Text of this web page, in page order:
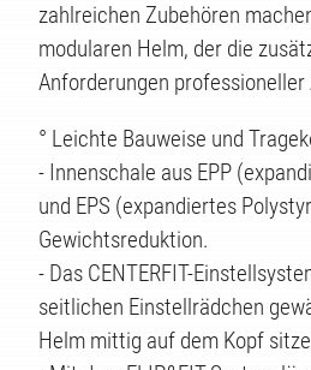
zahlreichen Zubehören
modularen Helm, der die
Anforderungen
° Leichte Bauweise und
- Innenschale aus EPP
und EPS (expandiertes
Gewichtsreduktion.
- Das CENTERFIT-
seitlichen Einstellrädchen
Helm mittig auf dem Kopf